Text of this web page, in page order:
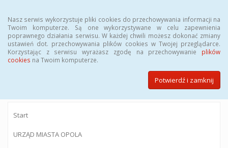
Nasz serwis wykorzystuje pliki cookies do przechowywania informacji na
Twoim komputerze. Są one wykorzystywane w celu zapewnienia
poprawnego działania serwisu. W każdej chwili możesz dokonać zmiany
ustawień dot. przechowywania plików cookies w Twojej przeglądarce.
Korzystając z serwisu wyrażasz zgodę na przechowywanie plików
cookies na Twoim komputerze.
Potwierdź i zamknij
BIULETYN INFORMACJI PUBLICZNEJ
Urzędu Miasta Opola
Start
URZĄD MIASTA OPOLA